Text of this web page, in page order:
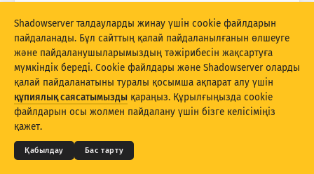
Нәтижелерді автоматты түрде жаңарту
Жаңарту Бастапқы қалпына келтіру
PNG ретінде жүктеп алу
© 2026THE SHADOWSERVER FOUNDATION
Құпиялық және шарттар
Бізбен байланысыңыз
Авторлар туралы мәліметтер
Shadowserver талдауларды жинау үшін cookie файлдарын
пайдаланады. Бұл сайттың қалай пайдаланылғанын өлшеуге
және пайдаланушыларымыздың тәжірибесін жақсартуға
мүмкіндік береді. Cookie файлдары және Shadowserver оларды
қалай пайдаланатыны туралы қосымша ақпарат алу үшін
құпиялық саясатымызды қараңыз. Құрылғыңызда cookie
файлдарын осы жолмен пайдалану үшін бізге келісіміңіз
қажет.
Қабылдау Бас тарту